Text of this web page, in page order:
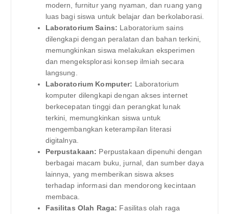
modern, furnitur yang nyaman, dan ruang yang
luas bagi siswa untuk belajar dan berkolaborasi.
Laboratorium Sains: Laboratorium sains
dilengkapi dengan peralatan dan bahan terkini,
memungkinkan siswa melakukan eksperimen
dan mengeksplorasi konsep ilmiah secara
langsung.
Laboratorium Komputer: Laboratorium
komputer dilengkapi dengan akses internet
berkecepatan tinggi dan perangkat lunak
terkini, memungkinkan siswa untuk
mengembangkan keterampilan literasi
digitalnya.
Perpustakaan: Perpustakaan dipenuhi dengan
berbagai macam buku, jurnal, dan sumber daya
lainnya, yang memberikan siswa akses
terhadap informasi dan mendorong kecintaan
membaca.
Fasilitas Olah Raga: Fasilitas olah raga